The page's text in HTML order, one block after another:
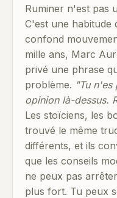
Ruminer n'est pas
C'est une habitude
confond
mille ans, Marc
privé une phrase
problème. "Tu
opinion là-dessus.
Les stoïciens, les
trouvé le même
différents, et ils
que les conseils
ne peux pas
plus fort. Tu peux